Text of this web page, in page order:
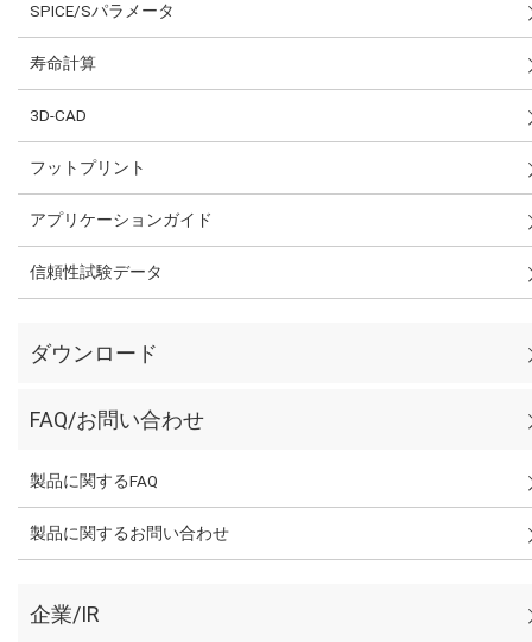
SPICE/Sパラメータ
寿命計算
3D-CAD
フットプリント
アプリケーションガイド
信頼性試験データ
ダウンロード
FAQ/お問い合わせ
製品に関するFAQ
製品に関するお問い合わせ
企業/IR